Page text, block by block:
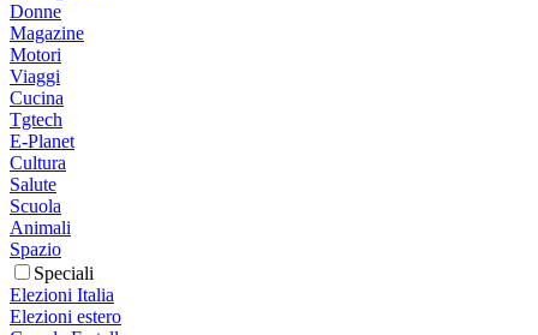
Donne
Magazine
Motori
Viaggi
Cucina
Tgtech
E-Planet
Cultura
Salute
Scuola
Animali
Spazio
Speciali
Elezioni Italia
Elezioni estero